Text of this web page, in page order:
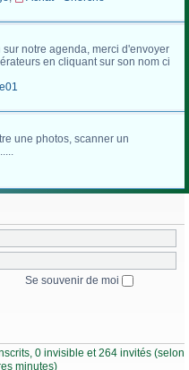
notre agenda, merci d'envoyer
en cliquant sur son nom ci
une photos, scanner un
Se souvenir de moi
0 invisible et 264 invités (selon
minutes)